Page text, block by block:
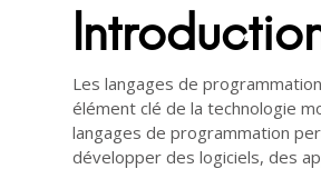
Les langages de
élément clé de la technologie
langages de programmation
développer des logiciels, des